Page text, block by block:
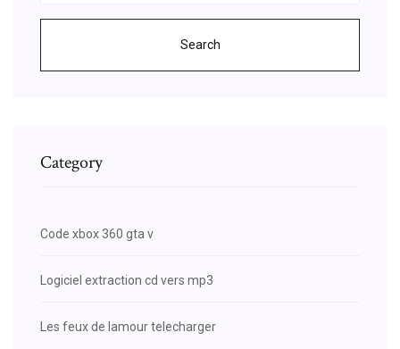
Search
Category
Code xbox 360 gta v
Logiciel extraction cd vers mp3
Les feux de lamour telecharger